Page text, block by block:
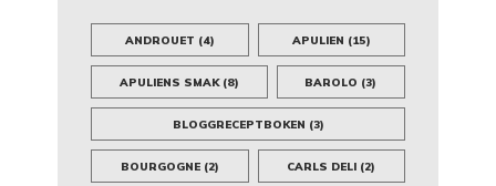
ANDROUET (4) APULIEN (15)
APULIENS SMAK(8) BAROLO (3)
BLOGGRECEPTBOKEN (3)
BOURGOGNE(2) CARLS DELI (2)